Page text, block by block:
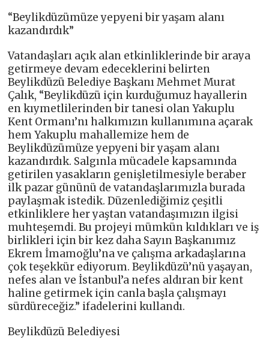
“Beylikdüzümüze yepyeni bir yaşam alanı
kazandırdık”
Vatandaşları açık alan etkinliklerinde bir araya
getirmeye devam edeceklerini belirten
Beylikdüzü Belediye Başkanı Mehmet Murat
Çalık, “Beylikdüzü için kurduğumuz hayallerin
en kıymetlilerinden bir tanesi olan Yakuplu
Kent Ormanı’nı halkımızın kullanımına açarak
hem Yakuplu mahallemize hem de
Beylikdüzümüze yepyeni bir yaşam alanı
kazandırdık. Salgınla mücadele kapsamında
getirilen yasakların genişletilmesiyle beraber
ilk pazar gününü de vatandaşlarımızla burada
paylaşmak istedik. Düzenlediğimiz çeşitli
etkinliklere her yaştan vatandaşımızın ilgisi
muhteşemdi. Bu projeyi mümkün kıldıkları ve iş
birlikleri için bir kez daha Sayın Başkanımız
Ekrem İmamoğlu’na ve çalışma arkadaşlarına
çok teşekkür ediyorum. Beylikdüzü’nü yaşayan,
nefes alan ve İstanbul’a nefes aldıran bir kent
haline getirmek için canla başla çalışmayı
sürdüreceğiz.” ifadelerini kullandı.
Beylikdüzü Belediyesi